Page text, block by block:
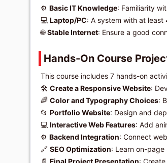
⚙️ Basic IT Knowledge: Familiarity
💻 Laptop/PC: A system with at least
🌐Stable Internet: Ensure a good
Hands-On Course
This course includes 7 hands-on
🛠️ Create a Responsive Website:
🌈 Color and Typography Choices:
📂 Portfolio Website: Design and
💻 Interactive Web Features: Add
⚙️ Backend Integration: Connect
🔗 SEO Optimization: Learn on-
📄 Final Project Presentation: